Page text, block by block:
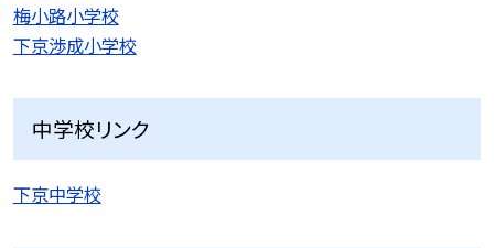
梅小路小学校
下京渉成小学校
中学校リンク
下京中学校